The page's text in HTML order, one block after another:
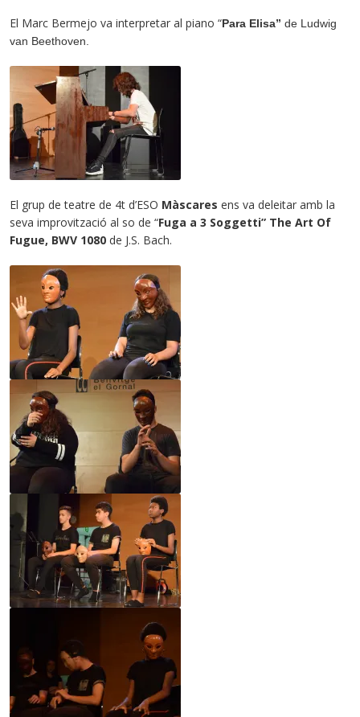
El Marc Bermejo va interpretar al piano “Para Elisa” de Ludwig
van Beethoven.
El grup de teatre de 4t d’ESO Màscares ens va deleitar amb la
seva improvització al so de “Fuga a 3 Soggetti” The Art Of
Fugue, BWV 1080 de J.S. Bach.